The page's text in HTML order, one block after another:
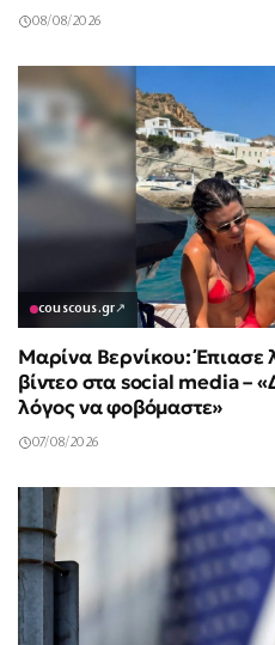
08/08/2026
couscous.gr↗
Μαρίνα Βερνίκου: Έπιασε
βίντεο στα social media –
λόγος να φοβόμαστε»
07/08/2026